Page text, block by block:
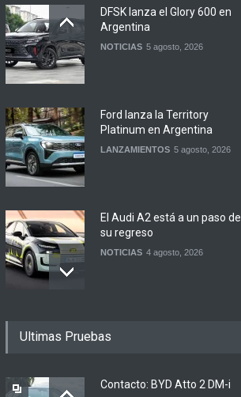
DFSK lanza el Glory 600 en
Argentina
NOTICIAS 5 agosto, 2026
Ford lanza la Territory
Platinum en Argentina
LANZAMIENTOS 5 agosto, 2026
El Audi A2 está a un paso de
su regreso
NOTICIAS 4 agosto, 2026
ciudades anunciaron el
NOTICIAS 4 agosto, 2026
Ultimas Pruebas
Contacto: BYD Atto 2 DM-i